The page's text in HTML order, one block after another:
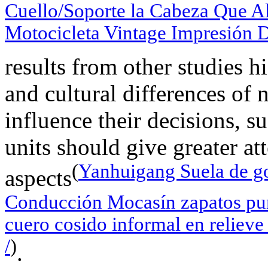
Cuello/Soporte la Cabeza Que
Motocicleta Vintage Impresión
results from other studies
and cultural differences of
influence their decisions,
units should give greater
aspects(Yanhuigang Suela de
Conducción Mocasín zapatos
cuero cosido informal en
/).